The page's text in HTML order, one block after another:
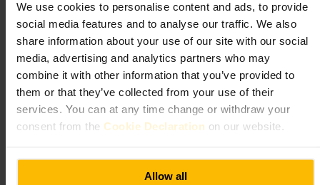
We use cookies to personalise content and ads, to provide
social media features and to analyse our traffic. We also
share information about your use of our site with our social
media, advertising and analytics partners who may
combine it with other information that you’ve provided to
them or that they’ve collected from your use of their
services. You can at any time change or withdraw your
consent from the Cookie Declaration on our website.
Allow all
ザ・ドリフト
¥¥•飲食•バー•カクテルバー
4.4
4.5
画像 / Excel London
”